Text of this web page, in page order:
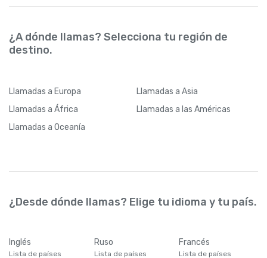
¿A dónde llamas? Selecciona tu región de
destino.
Llamadas a Europa Llamadas a Asia
Llamadas a África Llamadas a las Américas
Llamadas a Oceanía
¿Desde dónde llamas? Elige tu idioma y tu país.
Inglés
Lista de países
Ruso
Lista de países
Francés
Lista de países